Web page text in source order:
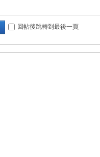
回帖後跳轉到最後一頁